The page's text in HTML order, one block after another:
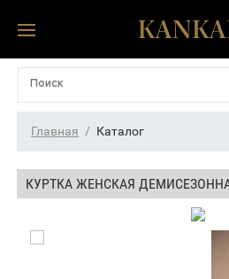
Главная Каталог
КУРТКА ЖЕНСКАЯ